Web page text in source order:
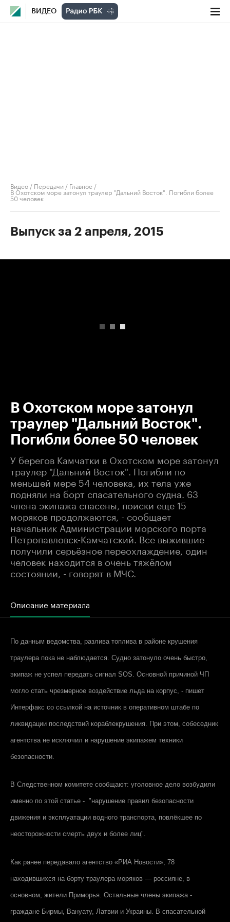
ВИДЕО
Видео / Передачи / Главное /
В Охотском море затонул траулер "Дальний Восток". Погибли более
50 человек
Выпуск за 2 апреля, 2015
В Охотском море затонул
траулер "Дальний Восток".
Погибли более 50 человек
У берегов Камчатки в Охотском море затонул
траулер "Дальний Восток". Погибли по
меньшей мере 54 человека, их тела уже
подняли на борт спасательного судна. 63
члена экипажа спасены, поиски еще 15
моряков продолжаются, - сообщает
начальник Администрации морского порта
Петропавловск-Камчатский. Все выжившие
получили серьёзное переохлаждение, один
человек находится в очень тяжёлом
состоянии, - говорят в МЧС.
Описание материала
По данным ведомства, разлива топлива в районе крушения
траулера пока не наблюдается. Судно затонуло очень быстро,
экипаж не успел передать сигнал SOS. Основной причиной ЧП
могло стать чрезмерное воздействие льда на корпус, - пишет
Интерфакс со ссылкой на источник в оперативном штабе по
ликвидации последствий кораблекрушения. При этом, собеседник
агентства не исключил и нарушение экипажем техники
безопасности.
В Следственном комитете сообщают: уголовное дело возбудили
именно по этой статье - "нарушение правил безопасности
движения и эксплуатации водного транспорта, повлёкшее по
неосторожности смерть двух и более лиц".
Как ранее передавало агентство «РИА Новости» , 78
находившихся на борту траулера моряков — россияне, в
основном, жители Приморья. Остальные члены экипажа -
граждане Бирмы, Вануату, Латвии и Украины. В спасательной